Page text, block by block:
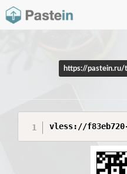
https://
vless://f83eb720-